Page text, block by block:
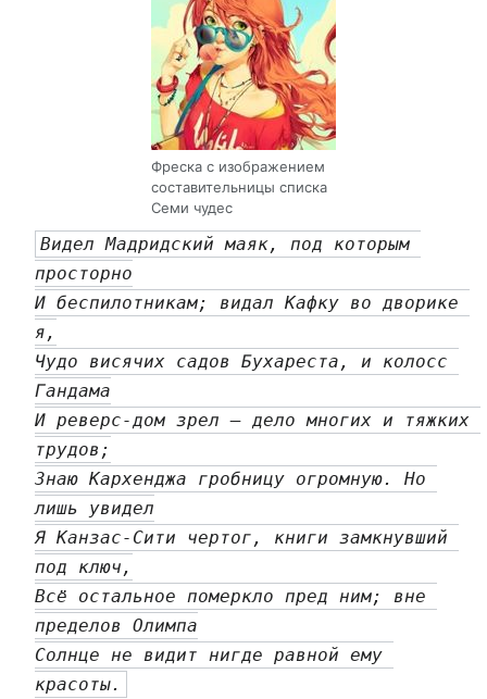
Фреска с изображением
составительницы списка
Семи чудес
Видел Мадридский маяк, под которым
просторно
И беспилотникам; видал Кафку во дворике
я,
Чудо висячих садов Бухареста, и колосс
Гандама
И реверс-дом зрел — дело многих и тяжких
трудов;
Знаю Кархенджа гробницу огромную. Но
лишь увидел
Я Канзас-Сити чертог, книги замкнувший
под ключ,
Всё остальное померкло пред ним; вне
пределов Олимпа
Солнце не видит нигде равной ему
красоты.